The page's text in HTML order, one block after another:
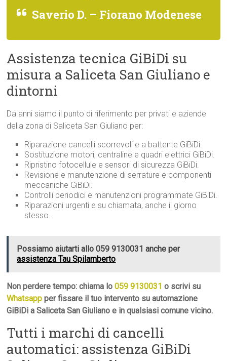
Saverio D. – Fiorano Modenese
Assistenza tecnica GiBiDi su
misura a Saliceta San Giuliano e
dintorni
Da anni siamo il punto di riferimento per privati e aziende
della zona di Saliceta San Giuliano per:
Riparazione cancelli scorrevoli e a battente GiBiDi.
Sostituzione motori, centraline e quadri elettrici GiBiDi.
Ripristino fotocellule e sensori di sicurezza GiBiDi.
Revisione e manutenzione di serrature e componenti
meccaniche GiBiDi.
Controlli periodici e manutenzioni programmate GiBiDi.
Riparazioni urgenti e su chiamata, anche il giorno
stesso.
Possiamo aiutarti allo 059 9130031 anche per
assistenza Tau Spilamberto
Non perdere tempo: chiama lo059 9130031 o scrivi su
Whatsapp per fissare il tuo intervento su automazione
GiBiDi a Saliceta San Giuliano e in qualsiasi comune vicino.
Tutti i marchi di cancelli
automatici: assistenza GiBiDi